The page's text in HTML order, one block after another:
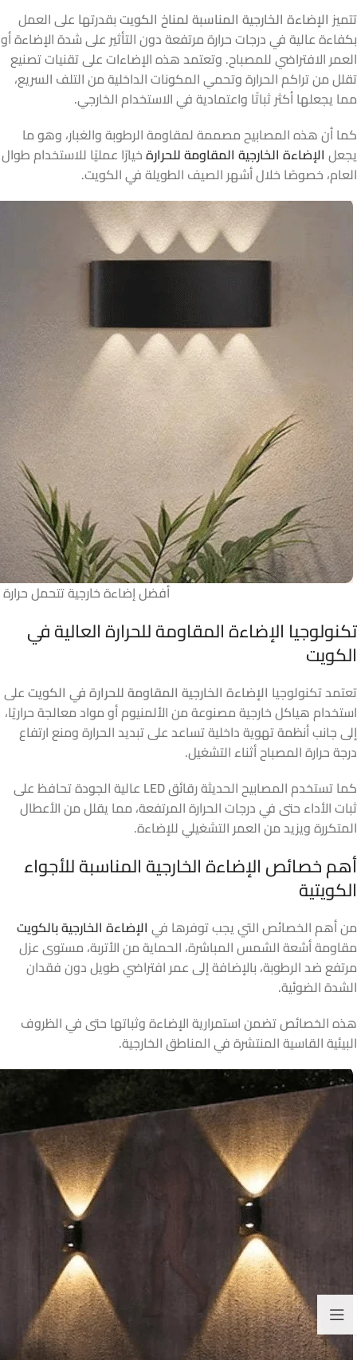
تتميزالإضاءة الخارجية المناسبة لمناخ الكويتبقدرتها على العمل
بكفاءة عالية في درجات حرارة مرتفعة دون التأثير على شدة الإضاءة أو
العمر الافتراضي للمصباح. وتعتمد هذه الإضاءات على تقنيات تصنيع
تقلل من تراكم الحرارة وتحمي المكونات الداخلية من التلف السريع،
مما يجعلها أكثر ثباتًا واعتمادية في الاستخدام الخارجي.
كما أن هذه المصابيح مصممة لمقاومة الرطوبة والغبار، وهو ما
يجعل الإضاءة الخارجية المقاومة للحرارةخيارًا عمليًا للاستخدام طوال
العام، خصوصًا خلال أشهر الصيف الطويلة في الكويت.
أفضل إضاءة خارجية تتحمل
تكنولوجيا الإضاءة المقاومة للحرارة العالية في
الكويت
تعتمد تكنولوجيا الإضاءة الخارجية المقاومة للحرارة في الكويتعلى
استخدام هياكل خارجية مصنوعة من الألمنيوم أو مواد معالجة حراريًا،
إلى جانب أنظمة تهوية داخلية تساعد على تبديد الحرارة ومنع ارتفاع
درجة حرارة المصباح أثناء التشغيل.
كما تستخدم المصابيح الحديثة رقائقLED عالية الجودة تحافظ على
ثبات الأداء حتى في درجات الحرارة المرتفعة، مما يقلل من الأعطال
المتكررة ويزيد من العمر التشغيلي للإضاءة.
أهم خصائص الإضاءة الخارجية المناسبة للأجواء
الكويتية
من أهم الخصائص التي يجب توفرها في الإضاءة الخارجية بالكويت
مقاومة أشعة الشمس المباشرة، الحماية من الأتربة، مستوى عزل
مرتفع ضد الرطوبة، بالإضافة إلى عمر افتراضي طويل دون فقدان
الشدة الضوئية.
هذه الخصائص تضمن استمرارية الإضاءة وثباتها حتى في الظروف
البيئية القاسية المنتشرة في المناطق الخارجية.